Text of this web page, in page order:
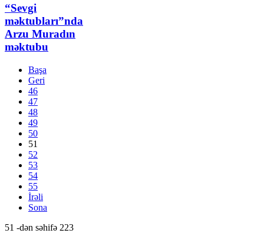
“Sevgi
məktubları”nda
Arzu Muradın
məktubu
Başa
Geri
46
47
48
49
50
51
52
53
54
55
İrəli
Sona
51 -dən səhifə 223